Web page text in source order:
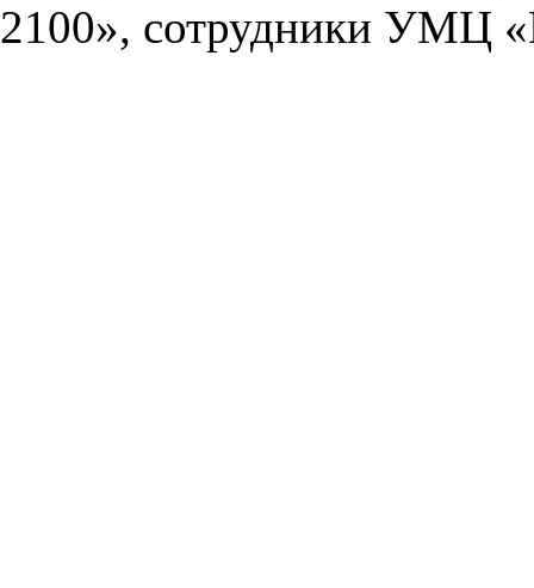
2100», сотрудники УМЦ